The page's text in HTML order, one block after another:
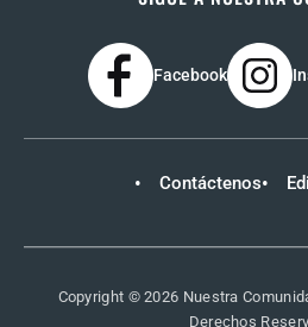
Facebook
Contáctenos
Copyright © 2026 Nuestra
Derechos